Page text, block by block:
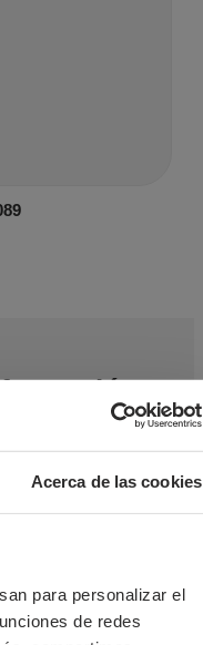
Acerca de las cookies
para personalizar el
de redes